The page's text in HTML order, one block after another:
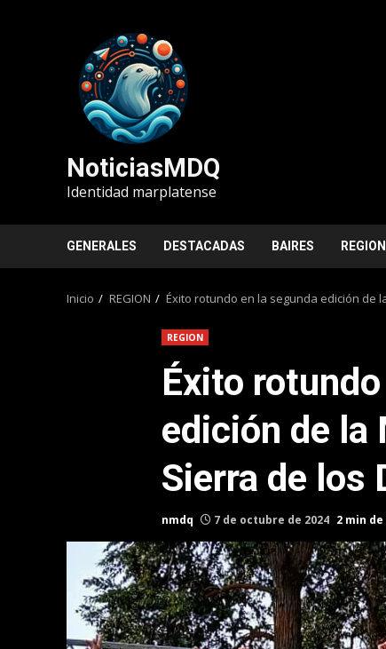
NoticiasMDQ
Identidad marplatense
GENERALES DESTACADAS BAIRES REGION
Inicio REGION Éxito rotundo en la segunda edición de
REGION
Éxito
edición de la
Sierra de los
nmdq 7 de octubre de 2024 2 min